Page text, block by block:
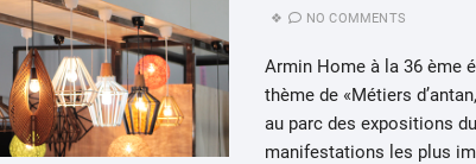
NO COMMENTS
Armin Home à la 36 ème
thème de «Métiers
au parc des expositions
manifestations les plus